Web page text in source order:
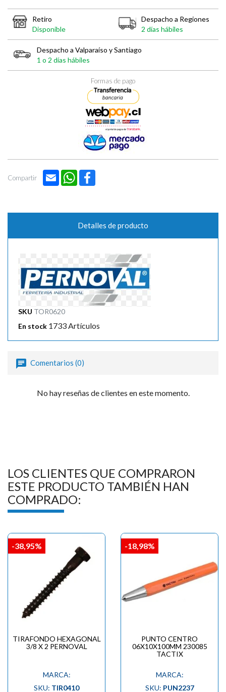
Retiro
Disponible
Despacho a Regiones
2 días hábiles
Despacho a Valparaíso y Santiago
1 o 2 días hábiles
Formas de pago
Compartir Email WhatsApp
Detalles de producto
SKU TOR0620
En stock 1733 Artículos
Comentarios (0)
No hay reseñas de clientes en este momento.
LOS CLIENTES QUE COMPRARON
ESTE PRODUCTO TAMBIÉN HAN
COMPRADO:
TIRAFONDO HEXAGONAL
3/8 X 2 PERNOVAL
MARCA:
SKU: TIR0410
-38,95%
PUNTO CENTRO
06X10X100MM 230085
TACTIX
MARCA:
SKU: PUN2237
-18,98%